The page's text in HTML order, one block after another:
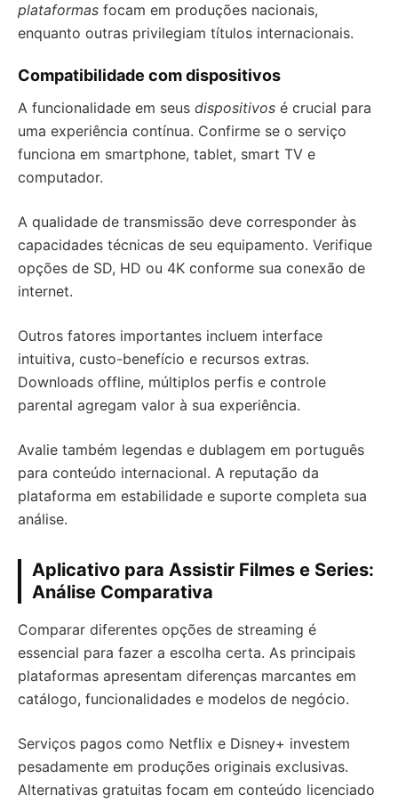
plataformas focam em produções nacionais,
enquanto outras privilegiam títulos internacionais.
Compatibilidade com dispositivos
A funcionalidade em seus dispositivos é crucial para
uma experiência contínua. Confirme se o serviço
funciona em smartphone, tablet, smart TV e
computador.
A qualidade de transmissão deve corresponder às
capacidades técnicas de seu equipamento. Verifique
opções de SD, HD ou 4K conforme sua conexão de
internet.
Outros fatores importantes incluem interface
intuitiva, custo-benefício e recursos extras.
Downloads offline, múltiplos perfis e controle
parental agregam valor à sua experiência.
Avalie também legendas e dublagem em português
para conteúdo internacional. A reputação da
plataforma em estabilidade e suporte completa sua
análise.
Aplicativo para Assistir Filmes e Series:
Análise Comparativa
Comparar diferentes opções de streaming é
essencial para fazer a escolha certa. As principais
plataformas apresentam diferenças marcantes em
catálogo, funcionalidades e modelos de negócio.
Serviços pagos como Netflix e Disney+ investem
pesadamente em produções originais exclusivas.
Alternativas gratuitas focam em conteúdo licenciado